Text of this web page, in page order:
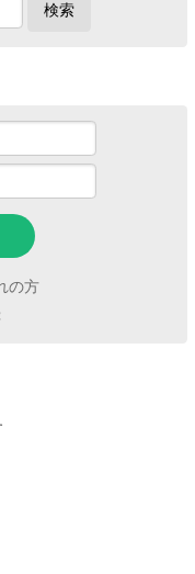
検索
の方